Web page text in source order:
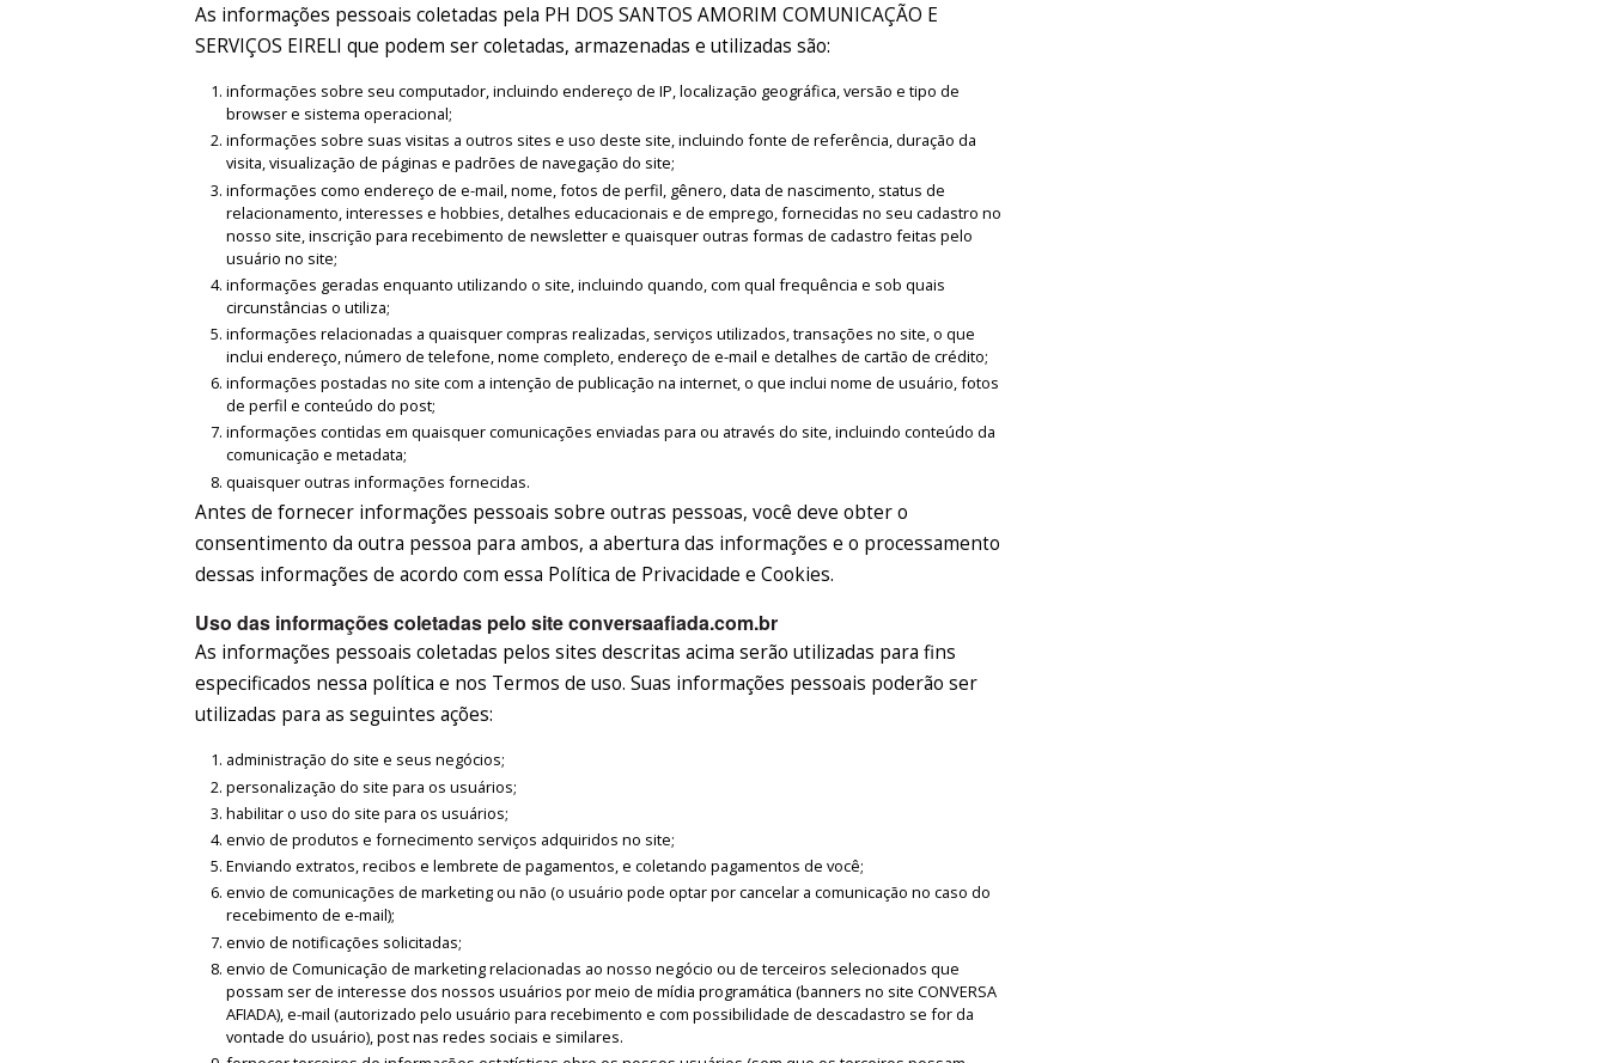
As informações pessoais coletadas pela PH DOS SANTOS AMORIM COMUNICAÇÃO E
SERVIÇOS EIRELI que podem ser coletadas, armazenadas e utilizadas são:
informações sobre seu computador, incluindo endereço de IP, localização geográfica, versão e tipo de
browser e sistema operacional;
informações sobre suas visitas a outros sites e uso deste site, incluindo fonte de referência, duração da
visita, visualização de páginas e padrões de navegação do site;
informações como endereço de e-mail, nome, fotos de perfil, gênero, data de nascimento, status de
relacionamento, interesses e hobbies, detalhes educacionais e de emprego, fornecidas no seu cadastro no
nosso site, inscrição para recebimento de newsletter e quaisquer outras formas de cadastro feitas pelo
usuário no site;
informações geradas enquanto utilizando o site, incluindo quando, com qual frequência e sob quais
circunstâncias o utiliza;
informações relacionadas a quaisquer compras realizadas, serviços utilizados, transações no site, o que
inclui endereço, número de telefone, nome completo, endereço de e-mail e detalhes de cartão de crédito;
informações postadas no site com a intenção de publicação na internet, o que inclui nome de usuário, fotos
de perfil e conteúdo do post;
informações contidas em quaisquer comunicações enviadas para ou através do site, incluindo conteúdo da
comunicação e metadata;
quaisquer outras informações fornecidas.
Antes de fornecer informações pessoais sobre outras pessoas, você deve obter o
consentimento da outra pessoa para ambos, a abertura das informações e o processamento
dessas informações de acordo com essa Política de Privacidade e Cookies.
Uso das informações coletadas pelo site conversaafiada.com.br
As informações pessoais coletadas pelos sites descritas acima serão utilizadas para fins
especificados nessa política e nos Termos de uso. Suas informações pessoais poderão ser
utilizadas para as seguintes ações:
administração do site e seus negócios;
personalização do site para os usuários;
habilitar o uso do site para os usuários;
envio de produtos e fornecimento serviços adquiridos no site;
Enviando extratos, recibos e lembrete de pagamentos, e coletando pagamentos de você;
envio de comunicações de marketing ou não (o usuário pode optar por cancelar a comunicação no caso do
recebimento de e-mail);
envio de notificações solicitadas;
envio de Comunicação de marketing relacionadas ao nosso negócio ou de terceiros selecionados que
possam ser de interesse dos nossos usuários por meio de mídia programática (banners no site CONVERSA
AFIADA), e-mail (autorizado pelo usuário para recebimento e com possibilidade de descadastro se for da
vontade do usuário), post nas redes sociais e similares.